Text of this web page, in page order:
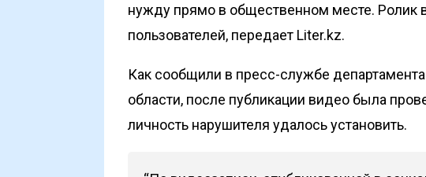
нужду прямо в общественном месте. Ролик
пользователей, передает Liter.kz.
Как сообщили в пресс-службе
области, после публикации видео была
личность нарушителя удалось установить.